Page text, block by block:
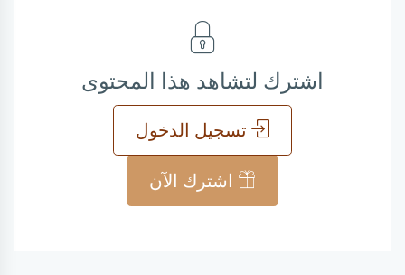
اشترك لتشاهد هذا المحتوى
تسجيل الدخول
اشترك الآن